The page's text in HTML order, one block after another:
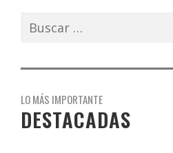
Buscar:
LO MÁS IMPORTANTE
DESTACADAS